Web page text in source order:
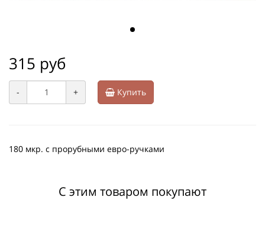
315 руб
- + Купить
180 мкр. с прорубными евро-ручками
С этим товаром покупают